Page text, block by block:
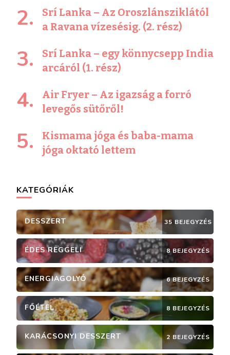
Srí Lanka – Az Oroszlánsziklától
a Ravana vízesésig. (2. rész)
Srí Lanka – egy könnycsepp India
arcáról (1. rész)
Air Fryer – Az igazság a forró
levegős sütőről!
Kismama jóga és baba-mama
jóga oktató lettem
KATEGÓRIÁK
DESSZERT 35 BEJEGYZÉS
ÉDES REGGELI 8 BEJEGYZÉS
ENERGIAGOLYÓ 6 BEJEGYZÉS
FŐÉTEL 8 BEJEGYZÉS
KARÁCSONYI DESSZERT 2 BEJEGYZÉS